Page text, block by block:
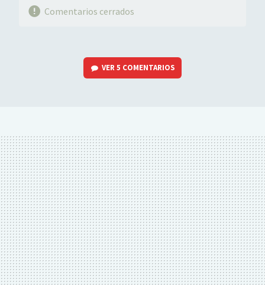
Comentarios cerrados
VER5 COMENTARIOS